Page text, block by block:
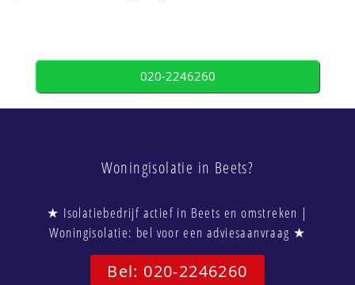
020-2246260
Woningisolatie in Beets?
★ Isolatiebedrijf actief in Beets en omstreken |
Woningisolatie: bel voor een adviesaanvraag ★
Bel: 020-2246260